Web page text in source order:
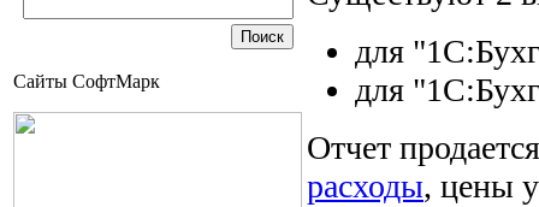
Сайты СофтМарк
для
для
Отчет
расходы, цены